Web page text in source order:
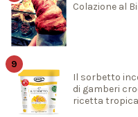
Colazione al
Il sorbetto
di gamberi
ricetta